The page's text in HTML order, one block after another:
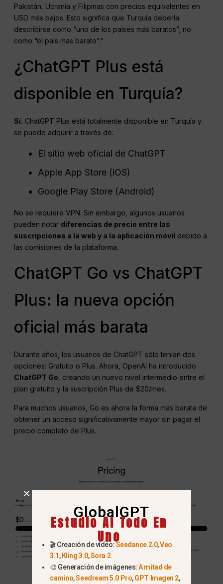
Pakistán, Ucrania y Filipinas con precios equivalentes en
USD más bajos. Esto significa que Turquía debería
describirse como “uno de los países más baratos”, no
como “el país más barato”.”
¿ChatGPT Plus está
disponible en Turquía?
Sí. ChatGPT Plus está totalmente disponible en Turquía y
se puede adquirir a través de:
El sitio web oficial de ChatGPT
Apple App Store (iOS)
Google Play Store (Android)
No se requiere VPN. Sin embargo, algunos usuarios
pueden notar diferencias de precio entre las
suscripciones a la web y a la aplicación móvil debido a
las comisiones de la plataforma.
ChatGPT Go vs ChatGPT
Plus: la nueva opción
oficial más barata
Durante años, los usuarios de ChatGPT sólo tenían dos
opciones: Gratuito o Plus. Ahora, OpenAI ha introducido
ChatGPT Go , creando un nuevo nivel intermedio entre el
plan gratuito y la suscripción Plus de $20/mes.
Para muchos usuarios, Go es ahora la forma más barata de
obtener un acceso significativamente mayor sin pagar el
precio completo de Plus.
GlobalGPT
Estudio AI Todo En
Uno
🎬 Creación de vídeo: Seedance 2.0,Veo
3.1, Kling 3.0,Sora 2
🎨 Generación de imágenes:A mitad de
camino,Seedream 5.0 Pro,GPT Imagen 2,